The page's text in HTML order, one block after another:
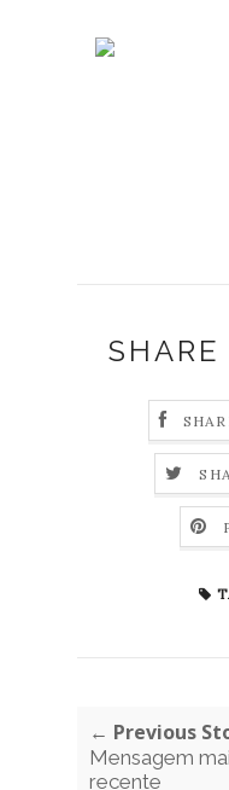
← Previous
Mensagem
recente